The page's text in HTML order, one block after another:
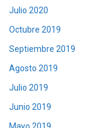
Julio 2020
Octubre 2019
Septiembre 2019
Agosto 2019
Julio 2019
Junio 2019